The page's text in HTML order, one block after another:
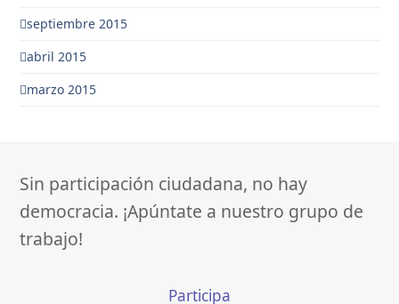
septiembre 2015
abril 2015
marzo 2015
Sin participación ciudadana, no hay
democracia. ¡Apúntate a nuestro grupo de
trabajo!
Participa